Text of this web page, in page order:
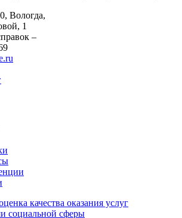
Вологда,
1
–
качества оказания услуг
социальной сферы